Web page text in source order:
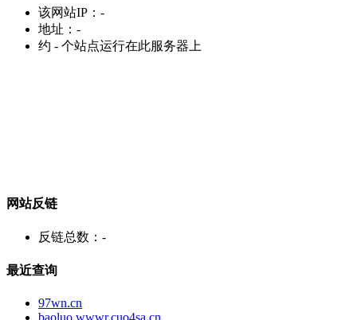
该网站IP： -
地址： -
约 - 个站点运行在此服务器上
网站反链
反链总数： -
最近查询
97wn.cn